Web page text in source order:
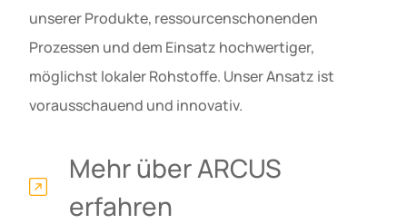
unserer Produkte, ressourcenschonenden
Prozessen und dem Einsatz hochwertiger,
möglichst lokaler Rohstoffe. Unser Ansatz ist
vorausschauend und innovativ.
Mehr über ARCUS
erfahren